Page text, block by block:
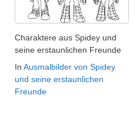
Charaktere aus Spidey und
seine erstaunlichen Freunde
In Ausmalbilder von Spidey
und seine erstaunlichen
Freunde